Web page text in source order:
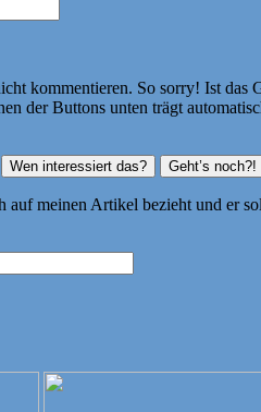
kommentieren. So sorry! Ist das
Buttons unten trägt
auf meinen Artikel bezieht und er